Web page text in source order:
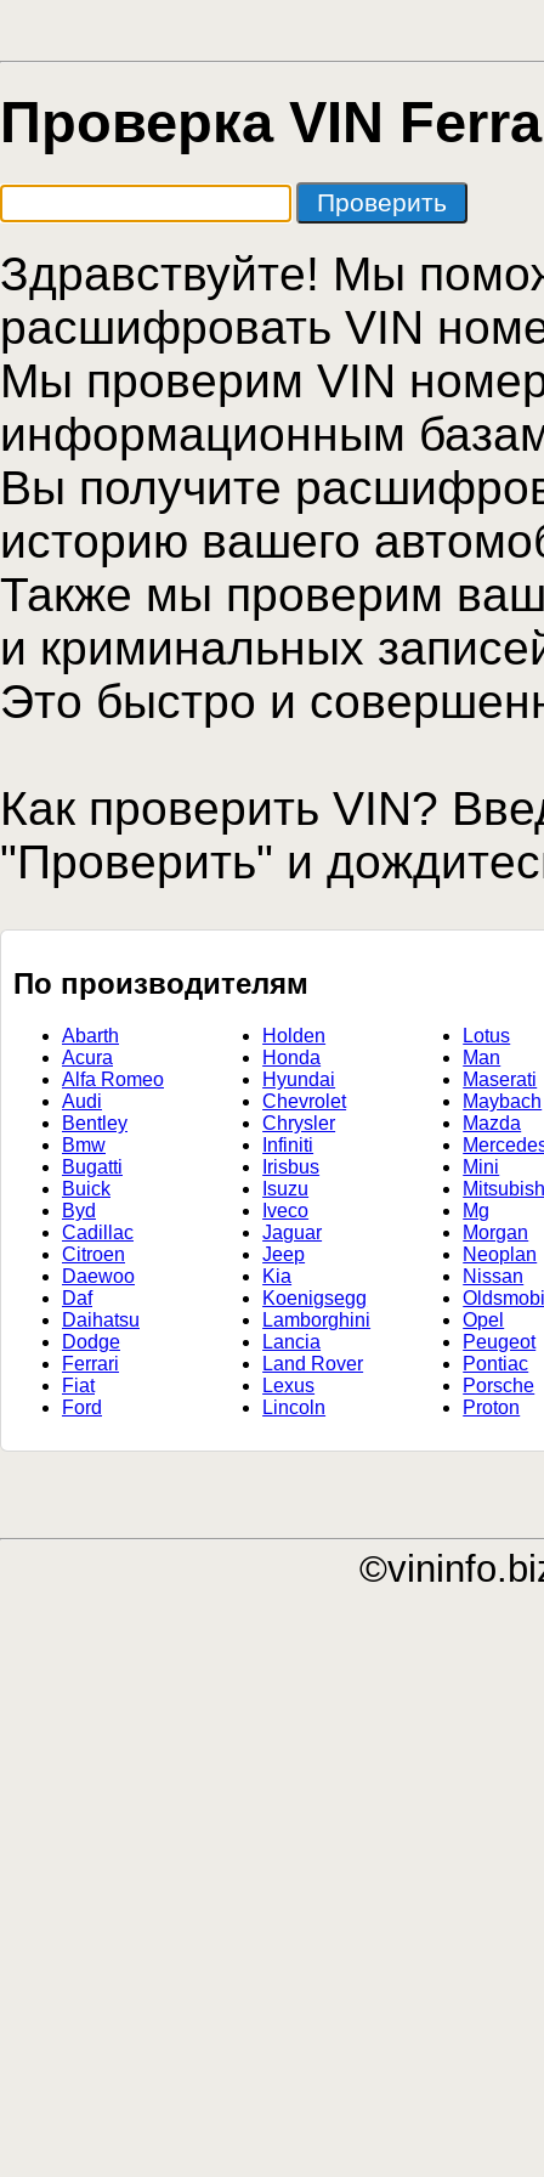
Проверка VIN
Здравствуйте! Мы
расшифровать VIN
Мы проверим VIN
информационным
Вы получите
историю вашего
Также мы проверим
и криминальных
Это быстро и
Как проверить VIN?
"Проверить" и
По производителям
Abarth Holden
Lotus
Acura
Honda
Man
Alfa Romeo
Hyundai
Maserati
Audi
Chevrolet
Maybach
Bentley
Chrysler
Mazda
Bmw
Infiniti
Bugatti
Irisbus
Mini
Buick
Isuzu
Byd
Iveco
Mg
Cadillac
Jaguar
Morgan
Citroen
Jeep
Neoplan
Daewoo
Kia
Nissan
Daf
Koenigsegg
Daihatsu
Lamborghini
Opel
Dodge
Lancia
Peugeot
Ferrari
Land Rover
Pontiac
Fiat
Lexus
Porsche
Ford
Lincoln Proton